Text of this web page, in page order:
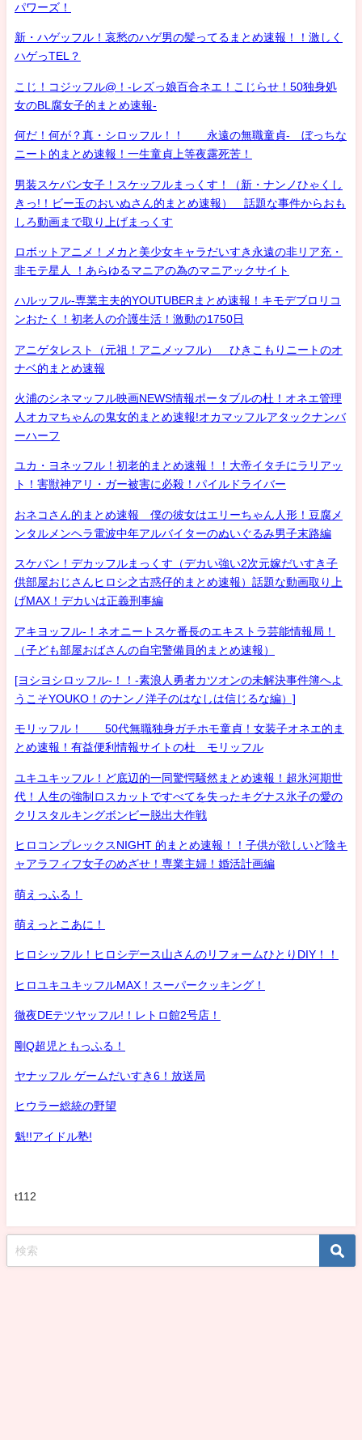
パワーズ！
新・ハゲッフル！哀愁のハゲ男の髪ってるまとめ速報！！激しく
ハゲっTEL？
こじ！コジッフル@！-レズっ娘百合ネエ！こじらせ！50独身処
女のBL腐女子的まとめ速報-
何だ！何が？真・シロッフル！！ 永遠の無職童貞- ぼっちな
ニート的まとめ速報！一生童貞上等夜露死苦！
男装スケバン女子！スケッフルまっくす！（新・ナンノひゃくし
きっ!！ビー玉のおいぬさん的まとめ速報） 話題な事件からおも
しろ動画まで取り上げまっくす
ロボットアニメ！メカと美少女キャラだいすき永遠の非リア充・
非モテ星人 ！あらゆるマニアの為のマニアックサイト
ハルッフル-専業主夫的YOUTUBERまとめ速報！キモデブロリコ
ンおたく！初老人の介護生活！激動の1750日
アニゲタレスト（元祖！アニメッフル） ひきこもりニートのオ
ナベ的まとめ速報
火浦のシネマッフル映画NEWS情報ポータブルの杜！オネエ管理
人オカマちゃんの鬼女的まとめ速報!オカマッフルアタックナンバ
ーハーフ
ユカ・ヨネッフル！初老的まとめ速報！！大帝イタチにラリアッ
ト！害獣神アリ・ガー被害に必殺！パイルドライバー
おネコさん的まとめ速報 僕の彼女はエリーちゃん人形！豆腐メ
ンタルメンヘラ電波中年アルバイターのぬいぐるみ男子末路編
スケバン！デカッフルまっくす（デカい強い2次元嫁だいすき子
供部屋おじさんヒロシ之古惑仔的まとめ速報）話題な動画取り上
げMAX！デカいは正義刑事編
アキヨッフル-！ネオニートスケ番長のエキストラ芸能情報局！
（子ども部屋おばさんの自宅警備員的まとめ速報）
[ヨシヨシロッフル-！！-素浪人勇者カツオンの未解決事件簿へよ
うこそYOUKO！のナンノ洋子のはなしは信じるな編）]
モリッフル！ 50代無職独身ガチホモ童貞！女装子オネエ的ま
とめ速報！有益便利情報サイトの杜 モリッフル
ユキユキッフル！ど底辺的一同驚愕騒然まとめ速報！超氷河期世
代！人生の強制ロスカットですべてを失ったキグナス氷子の愛の
クリスタルキングボンビー脱出大作戦
ヒロコンプレックスNIGHT 的まとめ速報！！子供が欲しいど陰キ
ャアラフィフ女子のめざせ！専業主婦！婚活計画編
萌えっふる！
萌えっとこあに！
ヒロシッフル！ヒロシデース山さんのリフォームひとりDIY！！
ヒロユキユキッフルMAX！スーパークッキング！
徹夜DEテツヤッフル!！レトロ館2号店！
剛Q超児ともっふる！
ヤナッフル ゲームだいすき6！放送局
ヒウラー総統の野望
魁!!アイドル塾!
t112